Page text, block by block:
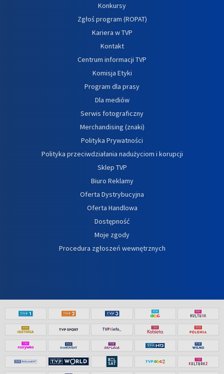
Konkursy
Zgłoś program (ROPAT)
Kariera w TVP
Kontakt
Centrum informacji TVP
Komisja Etyki
Program dla prasy
Dla mediów
Serwis fotograficzny
Merchandising (znaki)
Polityka Prywatności
Polityka przeciwdziałania nadużyciom i korupcji
Sklep TVP
Biuro Reklamy
Oferta Dystrybucyjna
Oferta Handlowa
Dostępność
Moje zgody
Procedura zgłoszeń wewnętrznych